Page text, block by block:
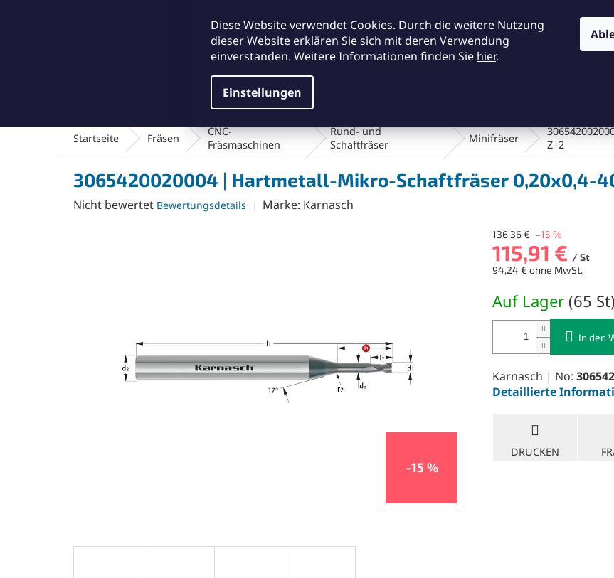
Diese Website verwendet Cookies. Durch die weitere Nutzung
dieser Website erklären Sie sich mit deren Verwendung
einverstanden. Weitere Informationen finden Sie hier.
Einstellungen
Reinigungsmaterialien und Bürsten
Startseite Fräsen
CNC-
Fräsmaschinen
Rund- und
Schaftfräser
Minifräser
Z=2
3065420020004 | Hartmetall-Mikro-Schaftfräser 0,20x0,4-
Die
Nicht bewertet Bewertungsdetails Marke: Karnasch
–15 %
136,36 € –15 %
115,91 € / St
94,24 € ohne MwSt.
Auf Lager (65 St)
In den
Karnasch | No:
Detaillierte
DRUCKEN